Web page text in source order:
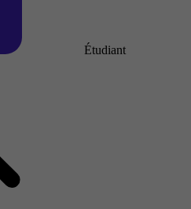
Étudiant